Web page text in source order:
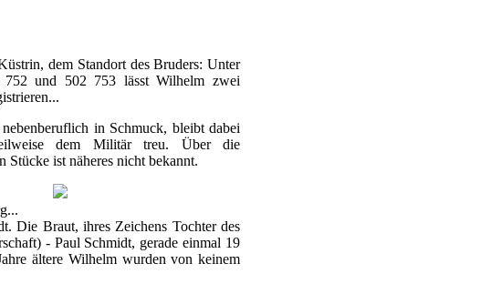
dem Standort des Bruders: Unter
752 und 502 753 lässt Wilhelm zwei
in Schmuck, bleibt dabei
dem Militär treu. Über die
Stücke ist näheres nicht bekannt.
Die Braut, ihres Zeichens Tochter des
- Paul Schmidt, gerade einmal 19
ältere Wilhelm wurden von keinem